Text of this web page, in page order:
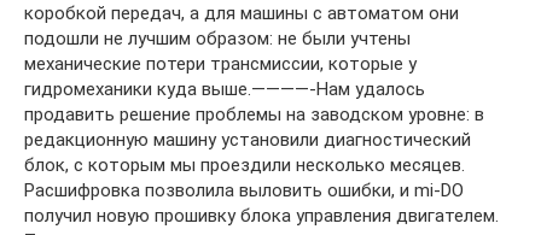
коробкой передач, а для машины с автоматом они
подошли не лучшим образом: не были учтены
механические потери трансмиссии, которые у
гидромеханики куда выше.————-Нам удалось
продавить решение проблемы на заводском уровне: в
редакционную машину установили диагностический
блок, с которым мы проездили несколько месяцев.
Расшифровка позволила выловить ошибки, и mi-DО
получил новую прошивку блока управления двигателем.